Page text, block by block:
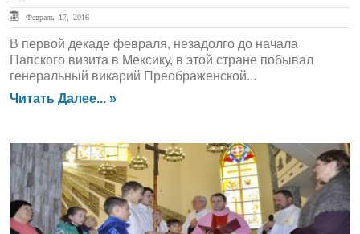
Февраль 17, 2016
В первой декаде февраля, незадолго до начала
Папского визита в Мексику, в этой стране побывал
генеральный викарий Преображенской...
Читать Далее... »
ЛЕНТА НОВОСТЕЙ